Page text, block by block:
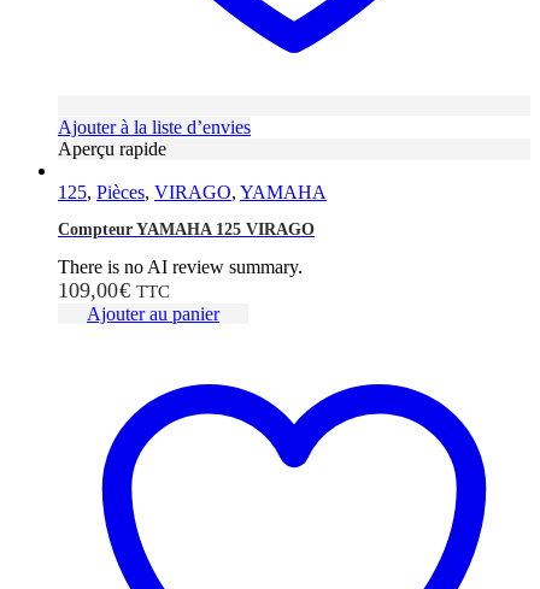
Ajouter à la liste d’envies
Aperçu rapide
125, Pièces, VIRAGO, YAMAHA
Compteur YAMAHA 125 VIRAGO
There is no AI review summary.
109,00€ TTC
Ajouter au panier